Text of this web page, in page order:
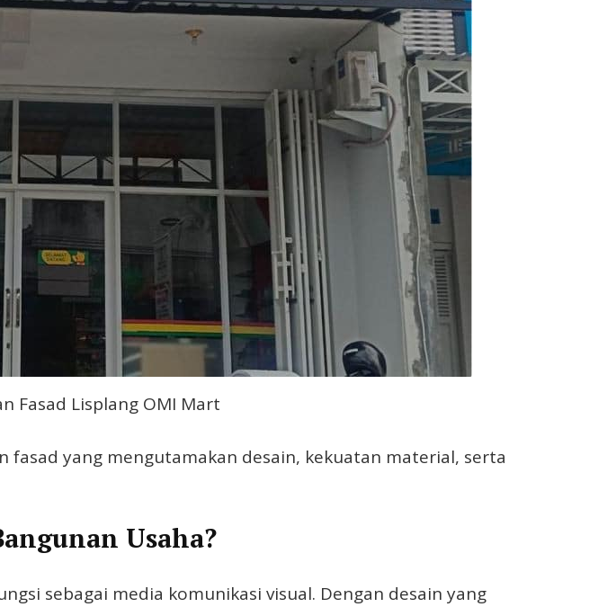
Fasad Lisplang OMI Mart
yang mengutamakan desain, kekuatan material, serta
Usaha?
sebagai media komunikasi visual. Dengan desain yang